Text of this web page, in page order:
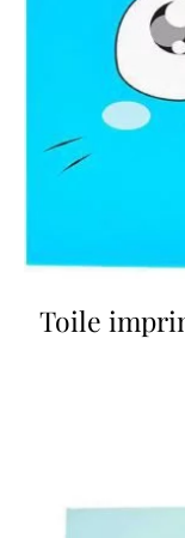
Toile